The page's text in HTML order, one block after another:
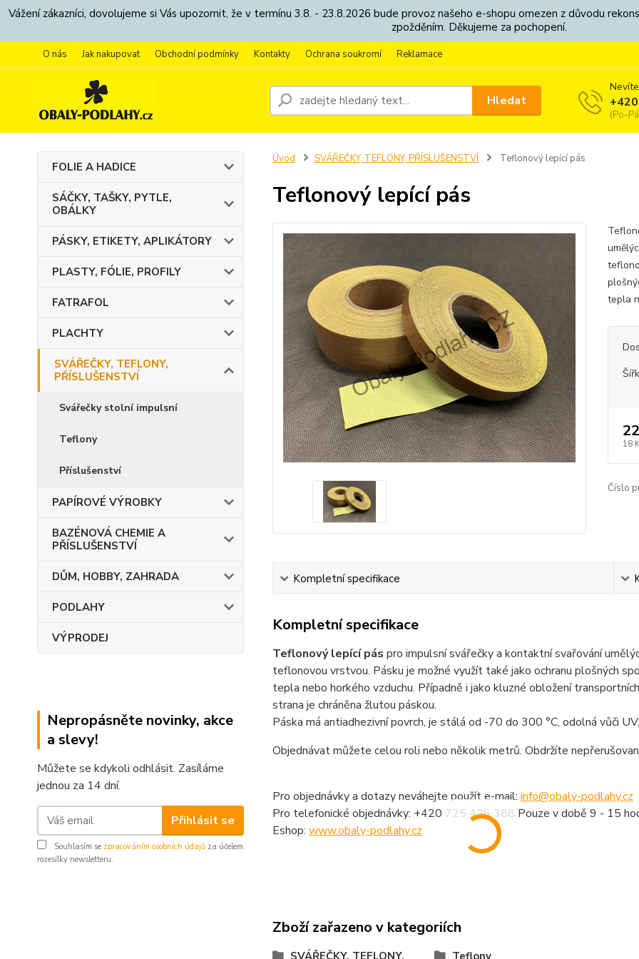
Vážení zákazníci, dovolujeme si Vás upozornit, že v termínu 3.8. - 23.8.2026 bude provoz našeho e-shopu omezen z důvodu
zpožděním. Děkujeme za pochopení.
O nás Jak nakupovat Obchodní podmínky Kontakty Ochrana soukromí Reklamace
Hledat
(Po-
FOLIE A HADICE
SÁČKY, TAŠKY, PYTLE,
OBÁLKY
PÁSKY, ETIKETY, APLIKÁTORY
PLASTY, FÓLIE, PROFILY
FATRAFOL
PLACHTY
SVÁŘEČKY, TEFLONY,
PŘÍSLUŠENSTVÍ
Svářečky stolní impulsní
Teflony
Příslušenství
PAPÍROVÉ VÝROBKY
BAZÉNOVÁ CHEMIE A
PŘÍSLUŠENSTVÍ
DŮM, HOBBY, ZAHRADA
PODLAHY
VÝPRODEJ
Nepropásněte novinky, akce
a slevy!
Můžete se kdykoli odhlásit. Zasíláme
jednou za 14 dní.
Přihlásit se
Souhlasím se zpracováním osobních údajů za účelem
rozesílky newsletteru.
Úvod SVÁŘEČKY, TEFLONY, PŘÍSLUŠENSTVÍ Teflonový lepící pás
Teflonový lepící pás
tepla
18
Číslo
Kompletní specifikace
Kompletní specifikace
Teflonový lepící pás pro impulsní svářečky a kontaktní svařování
teflonovou vrstvou. Pásku je možné využít také jako ochranu plošných
tepla nebo horkého vzduchu. Případně i jako kluzné obložení
strana je chráněna žlutou páskou.
Páska má antiadhezivní povrch, je stálá od -70 do 300 °C, odolná vůči
Objednávat můžete celou roli nebo několik metrů. Obdržíte
Pro objednávky a dotazy neváhejte použít e-mail: info@obaly-podlahy.cz
Pro telefonické objednávky: +420 725 426 388 Pouze v době 9 - 15
Eshop: www.obaly-podlahy.cz
Zboží zařazeno v kategoriích